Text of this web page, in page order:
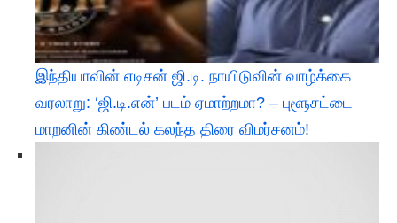
இந்தியாவின் எடிசன் ஜி.டி. நாயிடுவின் வாழ்க்கை
வரலாறு: ‘ஜி.டி.என்’ படம் ஏமாற்றமா? – புளூசட்டை
மாறனின் கிண்டல் கலந்த திரை விமர்சனம்!